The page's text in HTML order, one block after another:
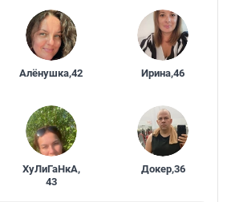
Алёнушка,42 Ирина,46
ХуЛиГаНкА,
43
Докер,36